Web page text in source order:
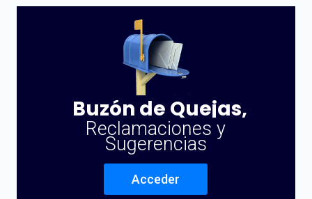
Buzón de Quejas,
Reclamaciones y
Sugerencias
Acceder